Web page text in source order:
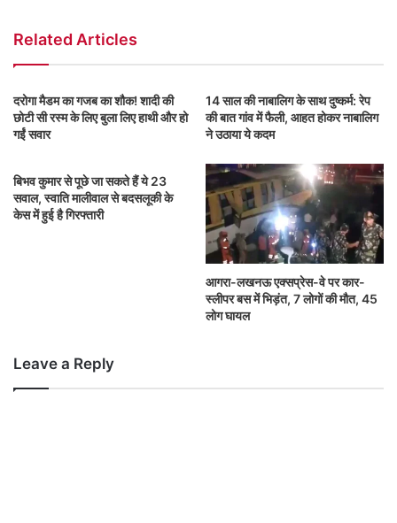
Related Articles
दरोगा मैडम का गजब का शौक! शादी की
छोटी सी रस्म के लिए बुला लिए हाथी और हो
गईं सवार
14 साल की नाबालिग के साथ दुष्कर्म: रेप
की बात गांव में फैली, आहत होकर नाबालिग
ने उठाया ये कदम
बिभव कुमार से पूछे जा सकते हैं ये 23
सवाल, स्वाति मालीवाल से बदसलूकी के
केस में हुई है गिरफ्तारी
आगरा-लखनऊ एक्सप्रेस-वे पर कार-
स्लीपर बस में भिड़ंत, 7 लोगों की मौत, 45
लोग घायल
Leave a Reply